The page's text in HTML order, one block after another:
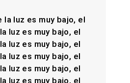
la luz es muy bajo, el
luz es muy bajo, el
luz es muy bajo, el
luz es muy bajo, el
luz es muy bajo, el
luz es muy bajo, el